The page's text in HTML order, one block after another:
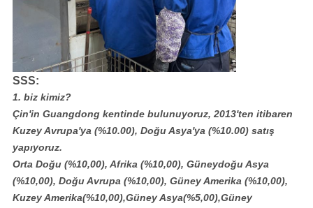
SSS:
1. biz kimiz?
Çin'in Guangdong kentinde bulunuyoruz, 2013'ten itibaren
Kuzey Avrupa'ya (%10.00), Doğu Asya'ya (%10.00) satış
yapıyoruz.
Orta Doğu (%10,00), Afrika (%10,00), Güneydoğu Asya
(%10,00), Doğu Avrupa (%10,00), Güney Amerika (%10,00),
Kuzey Amerika(%10,00),Güney Asya(%5,00),Güney